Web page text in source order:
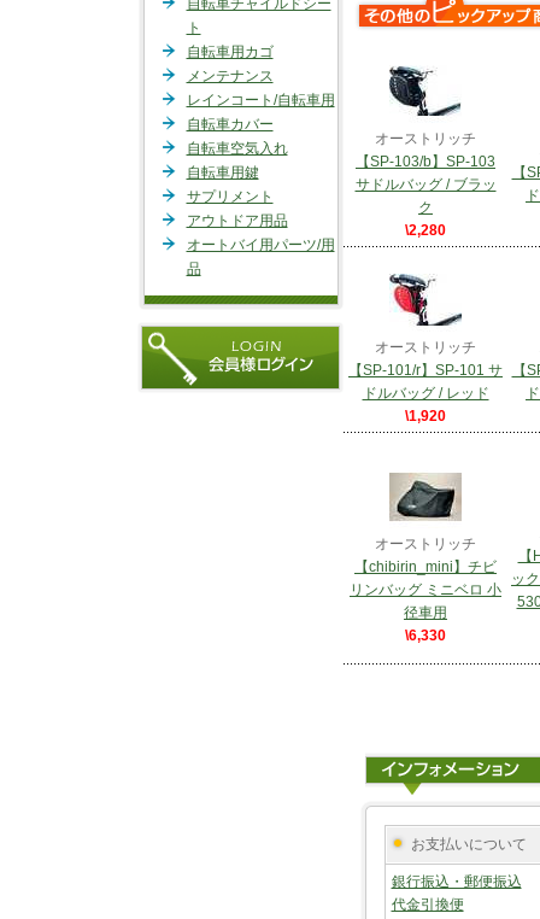
自転車チャイルドシー
ト
自転車用カゴ
メンテナンス
レインコート/自転車用
自転車カバー
自転車空気入れ
自転車用鍵
サプリメント
アウトドア用品
オートバイ用パーツ/用
品
オーストリッチ
【SP-103/b】SP-103
サドルバッグ / ブラッ
ク
\2,280
【
オーストリッチ
【SP-101/r】SP-101 サ
ドルバッグ / レッド
\1,920
【
オーストリッチ
【chibirin_mini】チビ
リンバッグ ミニベロ 小
径車用
\6,330
ッ
お支払いについて
銀行振込・郵便振込
代金引換便